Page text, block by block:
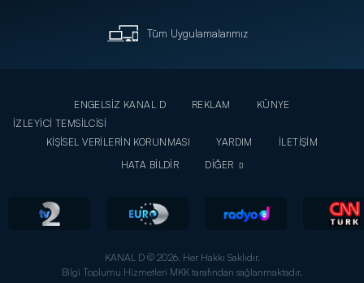
Tüm Uygulamalarımız
ENGELSİZ KANAL D REKLAM
KÜNYE
İZLEYİCİ TEMSİLCİSİ
KİŞİSEL VERİLERİN KORUNMASI
YARDIM
İLETİŞİM
HATA BİLDİR
DİĞER
KANAL D © 2026. Her Hakkı Saklıdır.
Bilgi Toplumu Hizmetleri MKK tarafından sağlanmaktadır.